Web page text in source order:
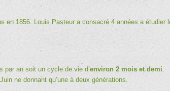
en 1856. Louis Pasteur a consacré 4 années a
par an soit un cycle de vie d’environ 2 mois et demi
ne donnant qu’une à deux générations.